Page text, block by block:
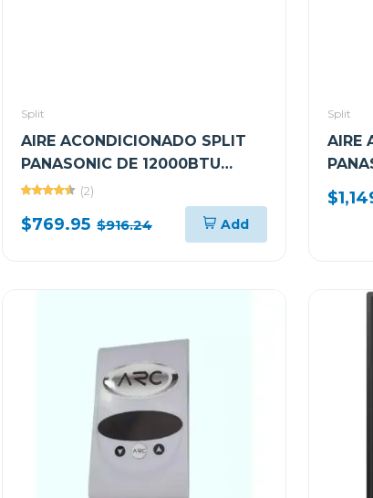
Split
AIRE ACONDICIONADO SPLIT
PANASONIC DE 12000BTU
SEER24 SERIE SU
(2)
$769.95 $916.24 Add
Split
AIRE